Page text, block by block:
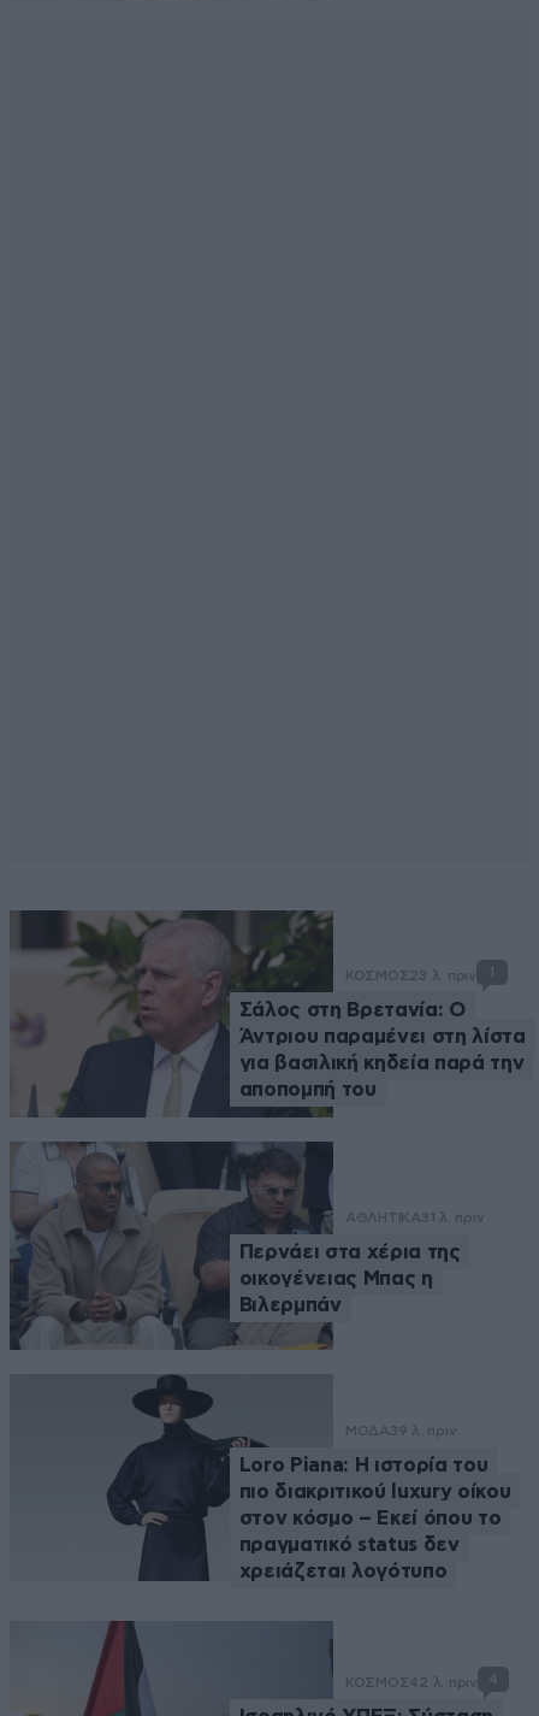
ΚΟΣΜΟΣ23 λ. πριν 1
Σάλος στη Βρετανία: Ο
Άντριου παραμένει στη λίστα
για βασιλική κηδεία παρά την
αποπομπή του
ΑΘΛΗΤΙΚΑ31 λ. πριν
Περνάει στα χέρια της
οικογένειας Μπας η
Βιλερμπάν
ΜΟΔΑ39 λ. πριν
Loro Piana: Η ιστορία του
πιο διακριτικού luxury οίκου
στον κόσμο – Εκεί όπου το
πραγματικό status δεν
χρειάζεται λογότυπο
ΚΟΣΜΟΣ42 λ. πριν 4